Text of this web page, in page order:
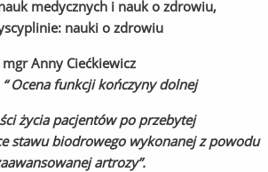
medycznych i nauk o zdrowiu,
nauki o zdrowiu
mgr Anny Ciećkiewicz
“ Ocena funkcji kończyny dolnej
życia pacjentów po przebytej
stawu biodrowego wykonanej z powodu
artrozy”.